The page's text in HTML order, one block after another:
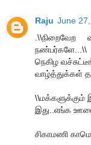
Raju June
நண்பர்களே...\\
நெகிழ
வாழ்த்துக்கள்
\\மக்களுக்கும்
இது..எங்க ஊரை
சிகாமணி